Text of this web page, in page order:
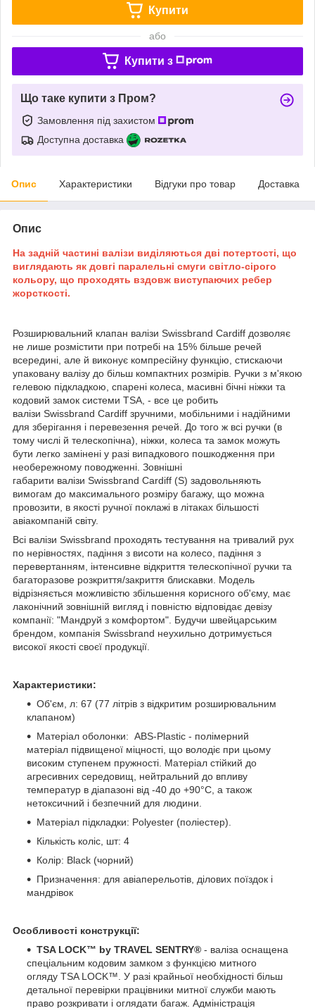
Купити
або
Купити з
Що таке купити з Пром?
Замовлення під захистом
Доступна доставка
Опис Характеристики Відгуки про товар Доставка
Опис
На задній частині валізи виділяються дві потертості, що
виглядають як довгі паралельні смуги світло-сірого
кольору, що проходять вздовж виступаючих ребер
жорсткості.
Розширювальний клапан валізи Swissbrand Cardiff дозволяє
не лише розмістити при потребі на 15% більше речей
всередині, але й виконує компресійну функцію, стискаючи
упаковану валізу до більш компактних розмірів. Ручки з м'якою
гелевою підкладкою, спарені колеса, масивні бічні ніжки та
кодовий замок системи TSA, - все це робить
валізи Swissbrand Cardiff зручними, мобільними і надійними
для зберігання і перевезення речей. До того ж всі ручки (в
тому числі й телескопічна), ніжки, колеса та замок можуть
бути легко замінені у разі випадкового пошкодження при
необережному поводженні. Зовнішні
габарити валізи Swissbrand Cardiff (S) задовольняють
вимогам до максимального розміру багажу, що можна
провозити, в якості ручної поклажі в літаках більшості
авіакомпаній світу.
Всі валізи Swissbrand проходять тестування на тривалий рух
по нерівностях, падіння з висоти на колесо, падіння з
перевертанням, інтенсивне відкриття телескопічної ручки та
багаторазове розкриття/закриття блискавки. Модель
відрізняється можливістю збільшення корисного об'єму, має
лаконічний зовнішній вигляд і повністю відповідає девізу
компанії: "Мандруй з комфортом". Будучи швейцарським
брендом, компанія Swissbrand неухильно дотримується
високої якості своєї продукції.
Характеристики:
Об'єм, л: 67 (77 літрів з відкритим розширювальним
клапаном)
Матеріал оболонки: ABS-Plastic - полімерний
матеріал підвищеної міцності, що володіє при цьому
високим ступенем пружності. Матеріал стійкий до
агресивних середовищ, нейтральний до впливу
температур в діапазоні від -40 до +90°С, а також
нетоксичний і безпечний для людини.
Матеріал підкладки: Polyester (поліестер).
Кількість коліс, шт: 4
Колір: Black (чорний)
Призначення: для авіаперельотів, ділових поїздок і
мандрівок
Особливості конструкції:
TSA LOCK™ by TRAVEL SENTRY® - валіза оснащена
спеціальним кодовим замком з функцією митного
огляду TSA LOCK™. У разі крайньої необхідності більш
детальної перевірки працівники митної служби мають
право розкривати і оглядати багаж. Адміністрація